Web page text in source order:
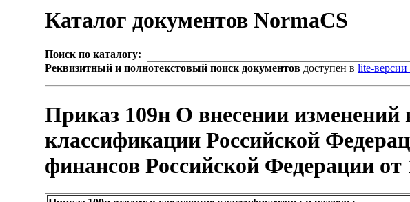
Каталог документов NormaCS
Поиск по каталогу:
Реквизитный и полнотекстовый поиск документов доступен в lite-версии
Приказ 109н О внесении
классификации Российской
финансов Российской Федерации от